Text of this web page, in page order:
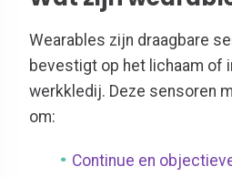
Wearables zijn draagbare
bevestigt op het lichaam of
werkkledij. Deze sensoren
om:
Continue en